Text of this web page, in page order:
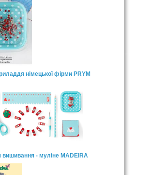
німецької фірми PRYM
вишивання - муліне MADEIRA